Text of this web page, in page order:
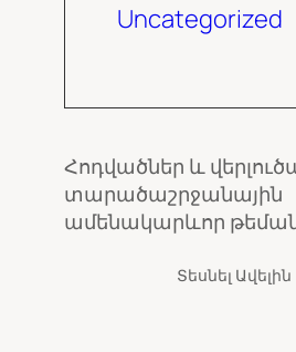
Uncategorized
Հոդվածներ և
տարածաշրջանային
ամենակարևոր
Տեսնել Ավելին